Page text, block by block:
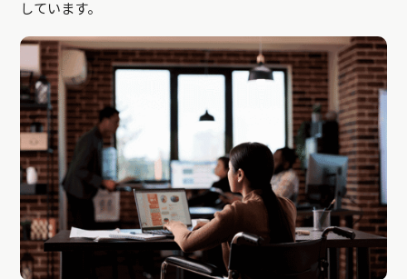
しています。